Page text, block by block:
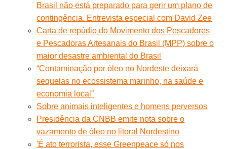
Brasil não está preparado para gerir um plano de
contingência. Entrevista especial com David Zee
Carta de repúdio do Movimento dos Pescadores
e Pescadoras Artesanais do Brasil (MPP) sobre o
maior desastre ambiental do Brasil
“Contaminação por óleo no Nordeste deixará
sequelas no ecossistema marinho, na saúde e
economia local”
Sobre animais inteligentes e homens perversos
Presidência da CNBB emite nota sobre o
vazamento de óleo no litoral Nordestino
'É ato terrorista, esse Greenpeace só nos